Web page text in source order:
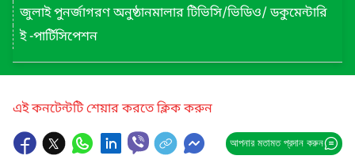
জুলাই পুনর্জাগরণ অনুষ্ঠানমালার টিভিসি/ভিডিও/ ডকুমেন্টারি
ই -পার্টিসিপেশন
এই কনটেন্টটি শেয়ার করতে ক্লিক করুন
আপনার মতামত প্রদান করুন